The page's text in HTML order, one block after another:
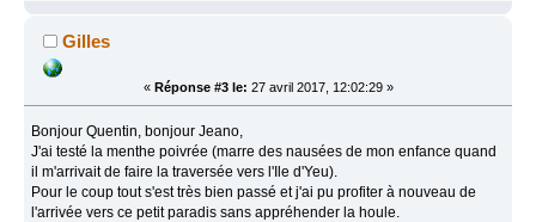
Gilles
« Réponse #3 le: 27 avril 2017, 12:02:29 »
Bonjour Quentin, bonjour Jeano,
J'ai testé la menthe poivrée (marre des nausées de mon enfance quand
il m'arrivait de faire la traversée vers l'Ile d'Yeu).
Pour le coup tout s'est très bien passé et j'ai pu profiter à nouveau de
l'arrivée vers ce petit paradis sans appréhender la houle.